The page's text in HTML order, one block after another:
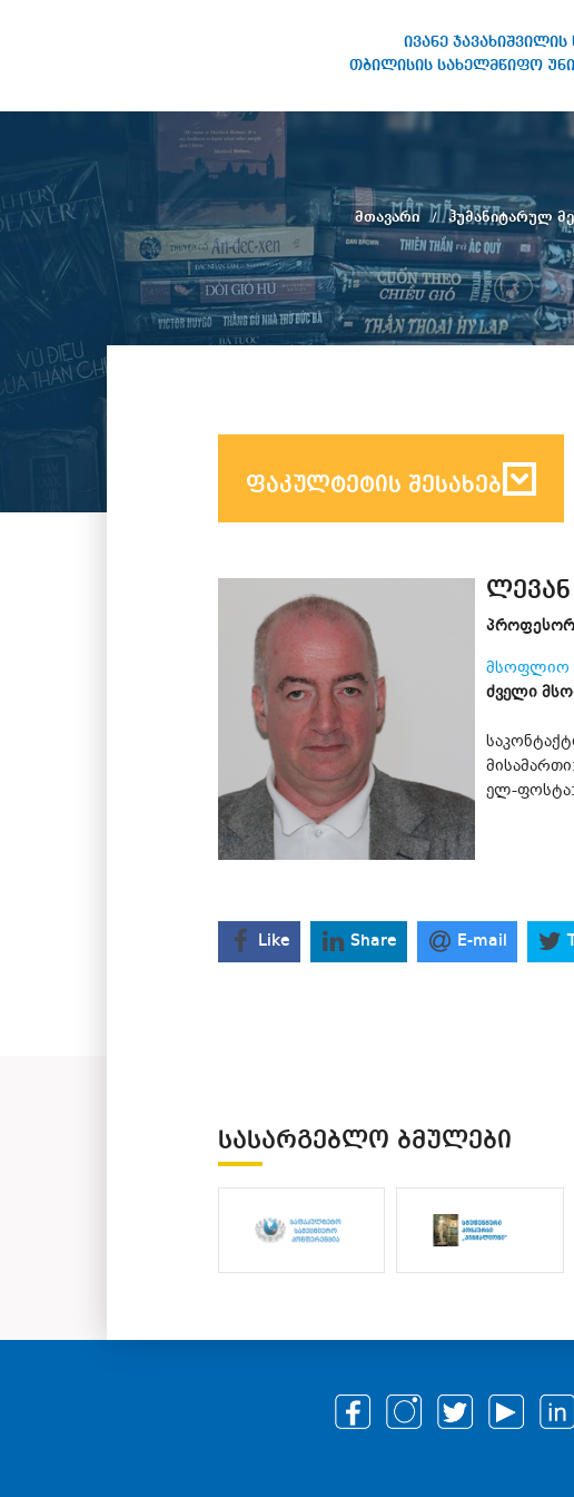
ივანე
თბილისის სახელმწიფო
სახელობის თბილისის
სახელმწიფო უნივერსიტეტი
მთავარი ჰუმანიტარულ
ფაკულტეტის შესახებ
მსოფლიო
ძველი
ელ-ფოსტა:
Like Share E-mail
ᲡᲐᲡᲐᲠᲒᲔᲑᲚᲝ ᲑᲛᲣᲚᲔᲑᲘ